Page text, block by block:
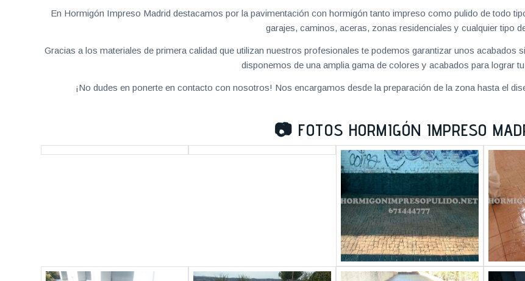
En Hormigón Impreso Madrid destacamos por la pavimentación con hormigón tanto impreso como pulido de todo
garajes, caminos, aceras, zonas residenciales y cualquier tipo
Gracias a los materiales de primera calidad que utilizan nuestros profesionales te podemos garantizar unos acabados
disponemos de una amplia gama de colores y acabados para lograr
¡No dudes en ponerte en contacto con nosotros! Nos encargamos desde la preparación de la zona hasta el
📷 FOTOS HORMIGÓN IMPRESO